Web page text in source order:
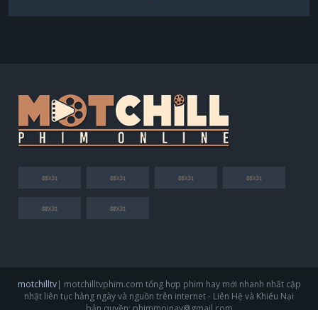
motchilltv| motchilltvphim.com tổng hợp phim hay mới nhanh nhất cập
nhật liên tục hằng ngày và nguồn trên internet - Liên Hệ và Khiếu Nại